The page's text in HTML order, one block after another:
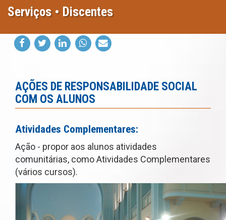
Serviços • Discentes
AÇÕES DE RESPONSABILIDADE SOCIAL
COM OS ALUNOS
Atividades Complementares:
Ação - propor aos alunos atividades
comunitárias, como Atividades Complementares
(vários cursos).